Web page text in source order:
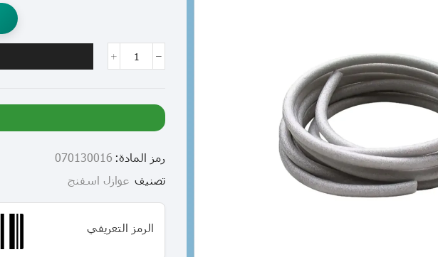
رمز المادة: 070130016
تصنيف عوازل اسفنج
الرمز التعريفي